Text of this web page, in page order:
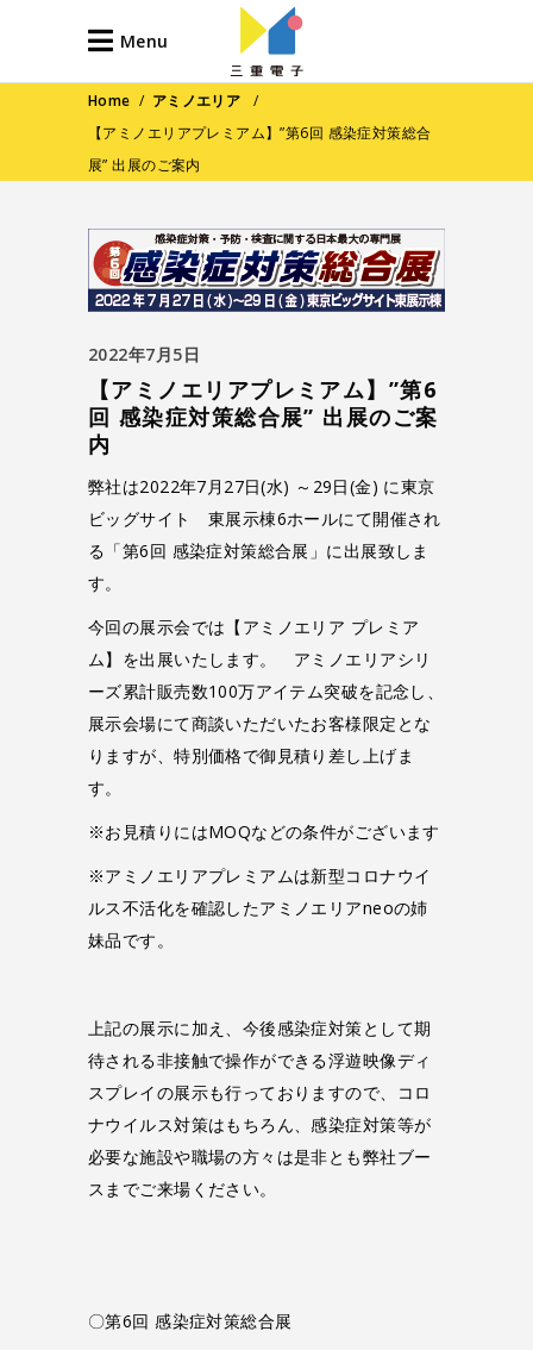
Menu
Home / アミノエリア
/
【アミノエリアプレミアム】”第6回 感染症対策総合
展” 出展のご案内
2022年7月5日
【アミノエリアプレミアム】”第6
回 感染症対策総合展” 出展のご案
内
弊社は2022年7月27日(水) ～29日(金) に東京
ビッグサイト 東展示棟6ホールにて開催され
る「第6回 感染症対策総合展」に出展致しま
す。
今回の展示会では【アミノエリア プレミア
ム】を出展いたします。 アミノエリアシリ
ーズ累計販売数100万アイテム突破を記念し、
展示会場にて商談いただいたお客様限定とな
りますが、特別価格で御見積り差し上げま
す。
※お見積りにはMOQなどの条件がございます
※アミノエリアプレミアムは新型コロナウイ
ルス不活化を確認したアミノエリアneoの姉
妹品です。
上記の展示に加え、今後感染症対策として期
待される非接触で操作ができる浮遊映像ディ
スプレイの展示も行っておりますので、コロ
ナウイルス対策はもちろん、感染症対策等が
必要な施設や職場の方々は是非とも弊社ブー
スまでご来場ください。
〇第6回 感染症対策総合展